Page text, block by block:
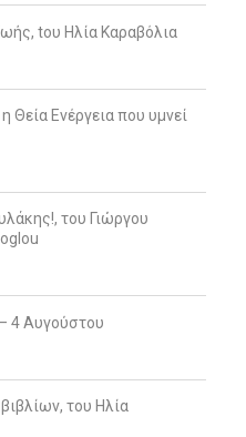
tου Ηλία Καραβόλια
Ενέργεια που υμνεί
του Γιώργου
4 Αυγούστου
του Ηλία